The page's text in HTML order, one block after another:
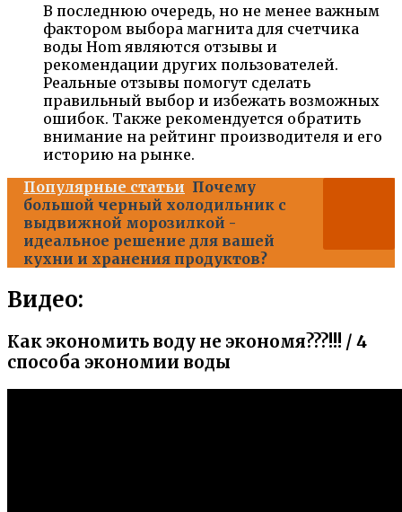
В последнюю очередь, но не менее важным
фактором выбора магнита для счетчика
воды Hom являются отзывы и
рекомендации других пользователей.
Реальные отзывы помогут сделать
правильный выбор и избежать возможных
ошибок. Также рекомендуется обратить
внимание на рейтинг производителя и его
историю на рынке.
Популярные статьи Почему
большой черный холодильник с
выдвижной морозилкой -
идеальное решение для вашей
кухни и хранения продуктов?
Видео:
Как экономить воду не экономя???!!! / 4
способа экономии воды